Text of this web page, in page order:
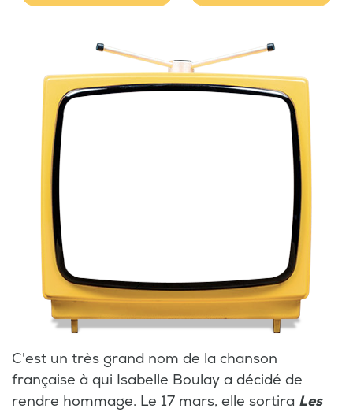
C'est un très grand nom de la chanson
française à qui Isabelle Boulay a décidé de
rendre hommage. Le 17 mars, elle sortira Les